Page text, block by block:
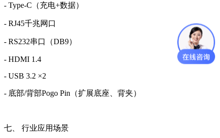
- Type-C（充电+数据）
- RJ45千兆网口
- RS232串口（DB9）
- HDMI 1.4
- USB 3.2 ×2
- 底部/背部Pogo Pin（扩展底座、背夹）
七、 行业应用场景